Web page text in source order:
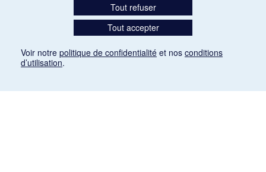
Tout refuser
Tout accepter
Voir notre politique de confidentialité et nos conditions
d’utilisation.